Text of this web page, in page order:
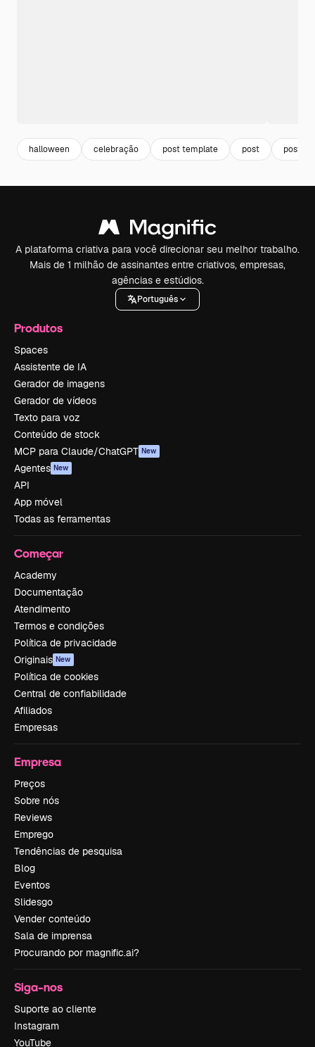
halloween celebração post template post
A plataforma criativa para você direcionar seu melhor trabalho.
Mais de 1 milhão de assinantes entre criativos, empresas,
agências e estúdios.
Português
Produtos
Spaces
Assistente de IA
Gerador de imagens
Gerador de vídeos
Texto para voz
Conteúdo de stock
MCP para Claude/ChatGPT New
Agentes New
API
App móvel
Todas as ferramentas
Começar
Academy
Documentação
Atendimento
Termos e condições
Política de privacidade
Originais New
Política de cookies
Central de confiabilidade
Afiliados
Empresas
Empresa
Preços
Sobre nós
Reviews
Emprego
Tendências de pesquisa
Blog
Eventos
Slidesgo
Vender conteúdo
Sala de imprensa
Procurando por magnific.ai?
Siga-nos
Suporte ao cliente
Instagram
YouTube